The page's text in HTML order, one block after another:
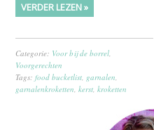
VERDER LEZEN »
Categorie: Voor bij de borrel,
Voorgerechten
Tags:food bucketlist, garnalen,
garnalenkroketten,kerst,kroketten